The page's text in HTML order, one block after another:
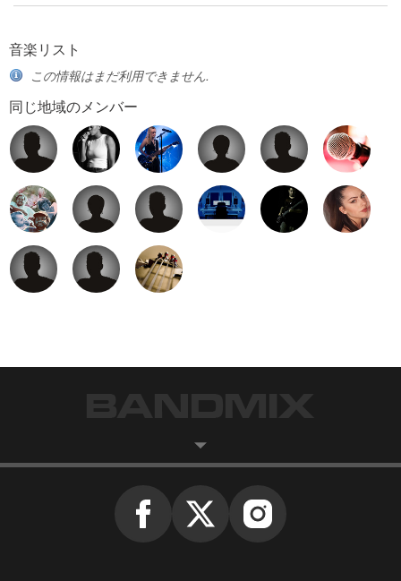
音楽リスト
この情報はまだ利用できません.
同じ地域のメンバー